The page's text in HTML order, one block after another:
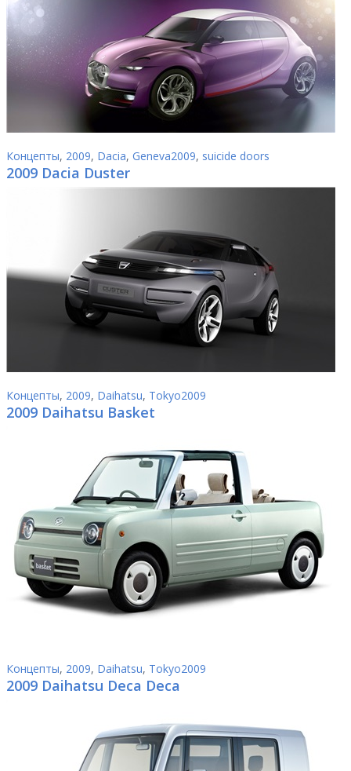
Концепты, 2009, Dacia, Geneva2009, suicide doors
2009 Dacia Duster
Концепты, 2009, Daihatsu, Tokyo2009
2009 Daihatsu Basket
Концепты, 2009, Daihatsu, Tokyo2009
2009 Daihatsu Deca Deca